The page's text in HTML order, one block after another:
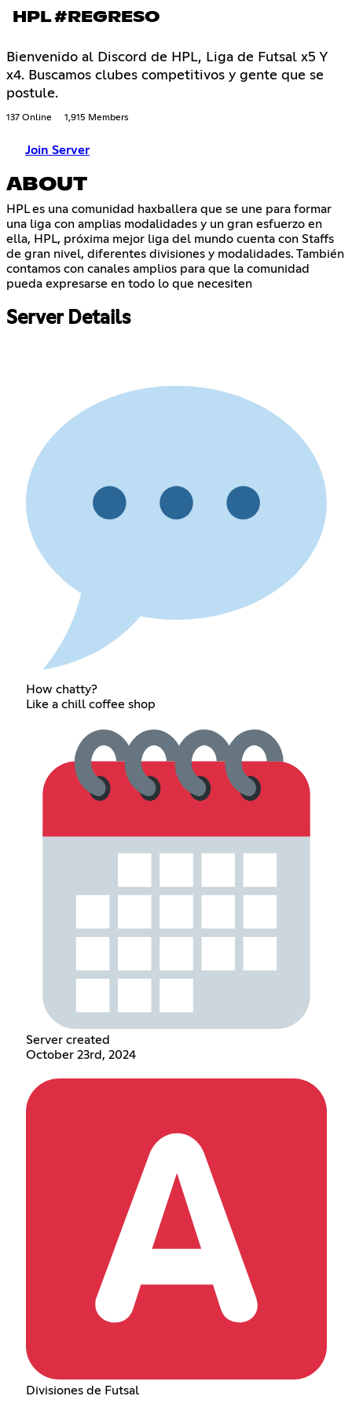
HPL #REGRESO
Bienvenido al Discord de HPL, Liga de Futsal x5 Y
x4. Buscamos clubes competitivos y gente que se
postule.
137 Online 1,915 Members
Join Server
ABOUT
HPL es una comunidad haxballera que se une para formar
una liga con amplias modalidades y un gran esfuerzo en
ella, HPL, próxima mejor liga del mundo cuenta con Staffs
de gran nivel, diferentes divisiones y modalidades. También
contamos con canales amplios para que la comunidad
pueda expresarse en todo lo que necesiten
Server Details
How chatty?
Like a chill coffee shop
Server created
October 23rd, 2024
Divisiones de Futsal